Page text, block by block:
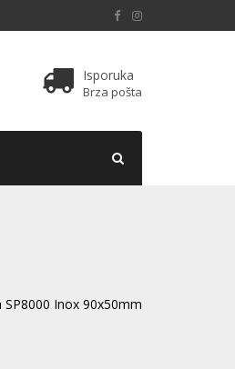
Isporuka
Brza pošta
Inox 90x50mm